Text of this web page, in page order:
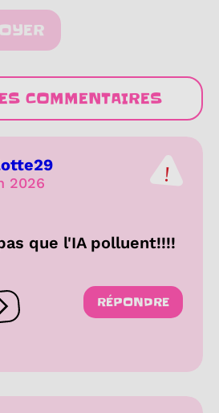
COMMENTAIRES
2026
que l'IA polluent!!!!
Ouvrir les réactions
RÉPONDRE